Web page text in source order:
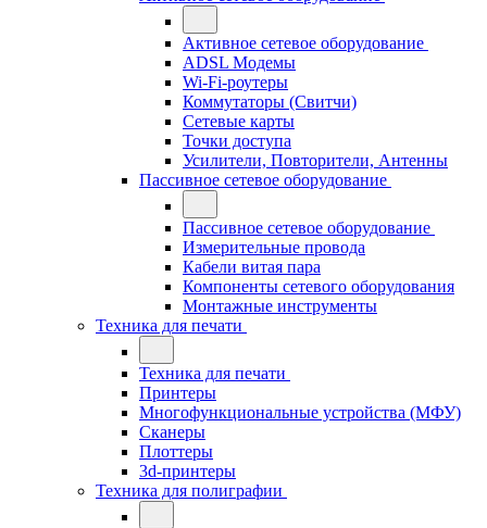
Активное сетевое оборудование
ADSL Модемы
Wi-Fi-роутеры
Коммутаторы (Свитчи)
Сетевые карты
Точки доступа
Усилители, Повторители, Антенны
Пассивное сетевое оборудование
Пассивное сетевое оборудование
Измерительные провода
Кабели витая пара
Компоненты сетевого оборудования
Монтажные инструменты
Техника для печати
Техника для печати
Принтеры
Многофункциональные устройства (МФУ)
Сканеры
Плоттеры
3d-принтеры
Техника для полиграфии